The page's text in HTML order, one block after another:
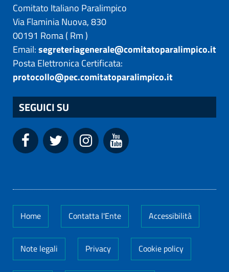
Comitato Italiano Paralimpico
Via Flaminia Nuova, 830
00191 Roma( Rm)
Email:segreteriagenerale@comitatoparalimpico.it
Posta Elettronica Certificata:
protocollo@pec.comitatoparalimpico.it
SEGUICI SU
Home Contatta l'Ente Accessibilità
Note legali Privacy Cookie policy